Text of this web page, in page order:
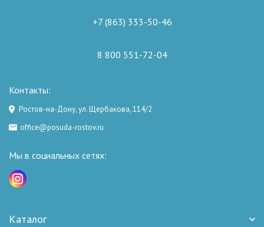
+7 (863) 333-50-46
8 800 551-72-04
Контакты:
Ростов-на-Дону, ул. Щербакова, 114/2
office@posuda-rostov.ru
Мы в социальных сетях:
Каталог